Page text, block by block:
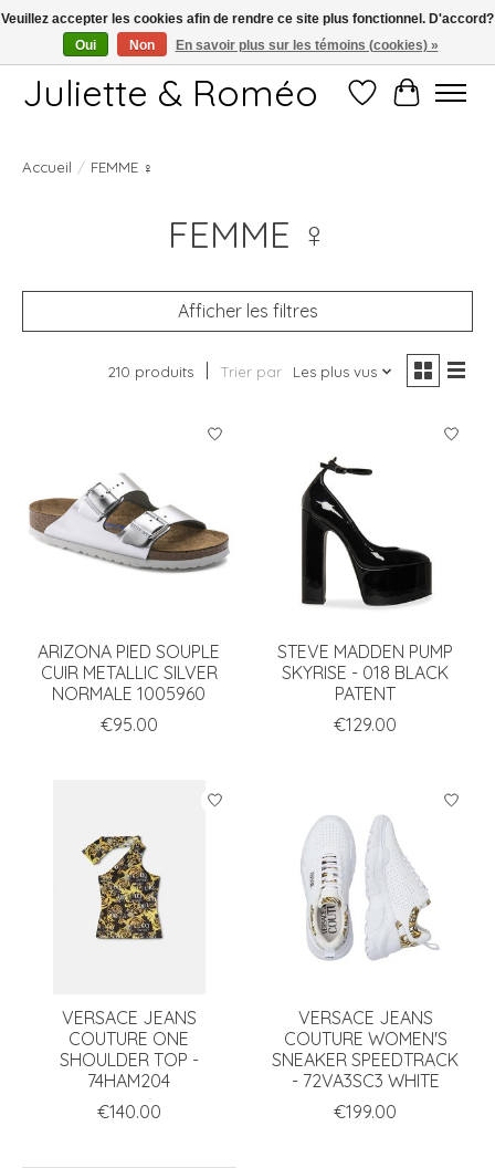
Free shipping starting at 249€
Juliette & Roméo Liste dePanier
Accueil / FEMME ♀
FEMME ♀
Afficher les filtres
210 produits Trier par Les plus vus
ARIZONA PIED SOUPLE
CUIR METALLIC SILVER
NORMALE 1005960
€95.00
STEVE MADDEN PUMP
SKYRISE - 018 BLACK
PATENT
€129.00
VERSACE JEANS
COUTURE ONE
SHOULDER TOP -
74HAM204
€140.00
VERSACE JEANS
COUTURE WOMEN'S
SNEAKER SPEEDTRACK
- 72VA3SC3 WHITE
€199.00
Veuillez accepter les cookies afin de rendre ce site plus fonctionnel. D'accord?
Oui
Non En savoir plus sur les témoins (cookies) »